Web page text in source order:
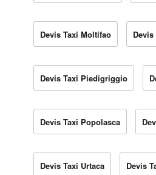
Devis Taxi Moltifao
Devis Taxi Piedigriggio
Devis Taxi Popolasca
Devis Taxi Urtaca Devis